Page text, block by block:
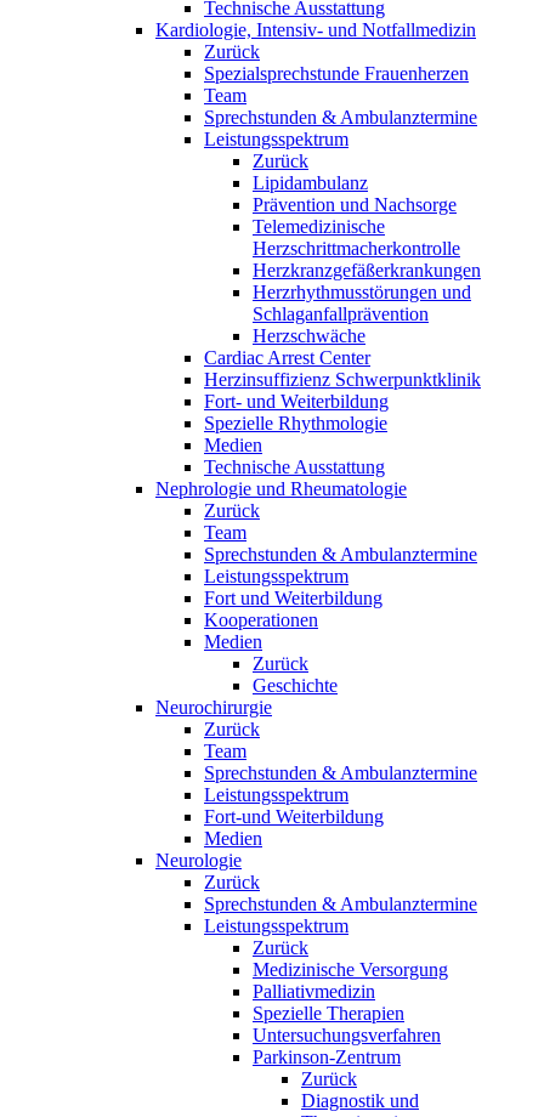
Technische Ausstattung
Kardiologie, Intensiv- und Notfallmedizin
Zurück
Spezialsprechstunde Frauenherzen
Team
Sprechstunden & Ambulanztermine
Leistungsspektrum
Zurück
Lipidambulanz
Prävention und Nachsorge
Telemedizinische
Herzschrittmacherkontrolle
Herzkranzgefäßerkrankungen
Herzrhythmusstörungen und
Schlaganfallprävention
Herzschwäche
Cardiac Arrest Center
Herzinsuffizienz Schwerpunktklinik
Fort- und Weiterbildung
Spezielle Rhythmologie
Medien
Technische Ausstattung
Nephrologie und Rheumatologie
Zurück
Team
Sprechstunden & Ambulanztermine
Leistungsspektrum
Fort und Weiterbildung
Kooperationen
Medien
Zurück
Geschichte
Neurochirurgie
Zurück
Team
Sprechstunden & Ambulanztermine
Leistungsspektrum
Fort-und Weiterbildung
Medien
Neurologie
Zurück
Sprechstunden & Ambulanztermine
Leistungsspektrum
Zurück
Medizinische Versorgung
Palliativmedizin
Spezielle Therapien
Untersuchungsverfahren
Parkinson-Zentrum
Zurück
Diagnostik und